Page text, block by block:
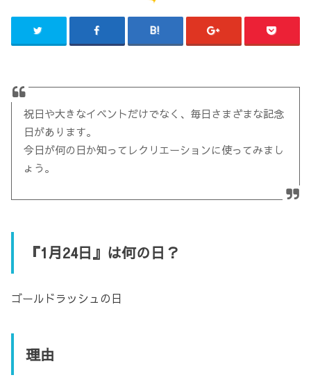
祝日や大きなイベントだけでなく、毎日さまざまな記念
日があります。
今日が何の日か知ってレクリエーションに使ってみまし
ょう。
『1月24日』は何の日？
ゴールドラッシュの日
理由